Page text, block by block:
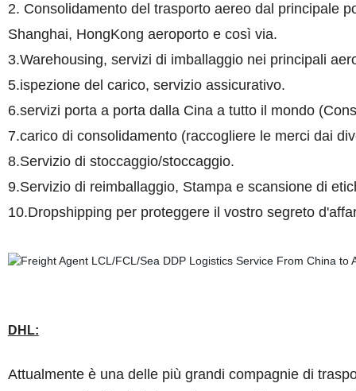
2. Consolidamento del trasporto aereo dal principale
Shanghai, HongKong aeroporto e così via.
3.Warehousing, servizi di imballaggio nei principali
5.ispezione del carico, servizio assicurativo.
6.servizi porta a porta dalla Cina a tutto il mondo
7.carico di consolidamento (raccogliere le merci dai
8.Servizio di stoccaggio/stoccaggio.
9.Servizio di reimballaggio, Stampa e scansione di
10.Dropshipping per proteggere il vostro segreto
DHL:
Attualmente è una delle più grandi compagnie di